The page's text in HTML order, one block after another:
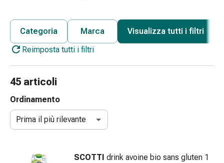
Cerotti
fissaggio
Bendaggi
compressivi
Cerotti
nastri
Categoria Marca
Visualizza tutti i filtri
Reimposta tutti i filtri
45 articoli
Ordinamento
Prima il più rilevante
SCOTTI drink avoine bio sans gluten 1